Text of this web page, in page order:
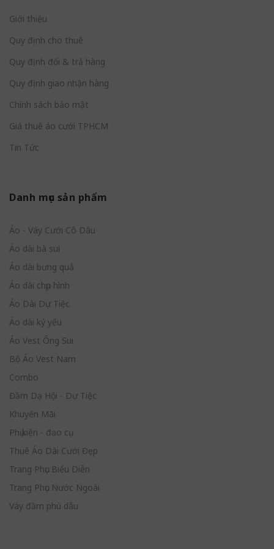
Giới thiệu
Quy định cho thuê
Quy định đổi & trả hàng
Quy định giao nhận hàng
Chính sách bảo mật
Giá thuê áo cưới TPHCM
Tin Tức
Danh mục sản phẩm
Áo - Váy Cưới Cô Dâu
Áo dài bà sui
Áo dài bưng quả
Áo dài chụp hình
Áo Dài Dự Tiệc
Áo dài kỷ yếu
Áo Vest Ông Sui
Bộ Áo Vest Nam
Combo
Đầm Dạ Hội - Dự Tiệc
Khuyến Mãi
Phụ kiện - đạo cụ
Thuê Áo Dài Cưới Đẹp
Trang Phục Biểu Diễn
Trang Phục Nước Ngoài
Váy đầm phù dâu